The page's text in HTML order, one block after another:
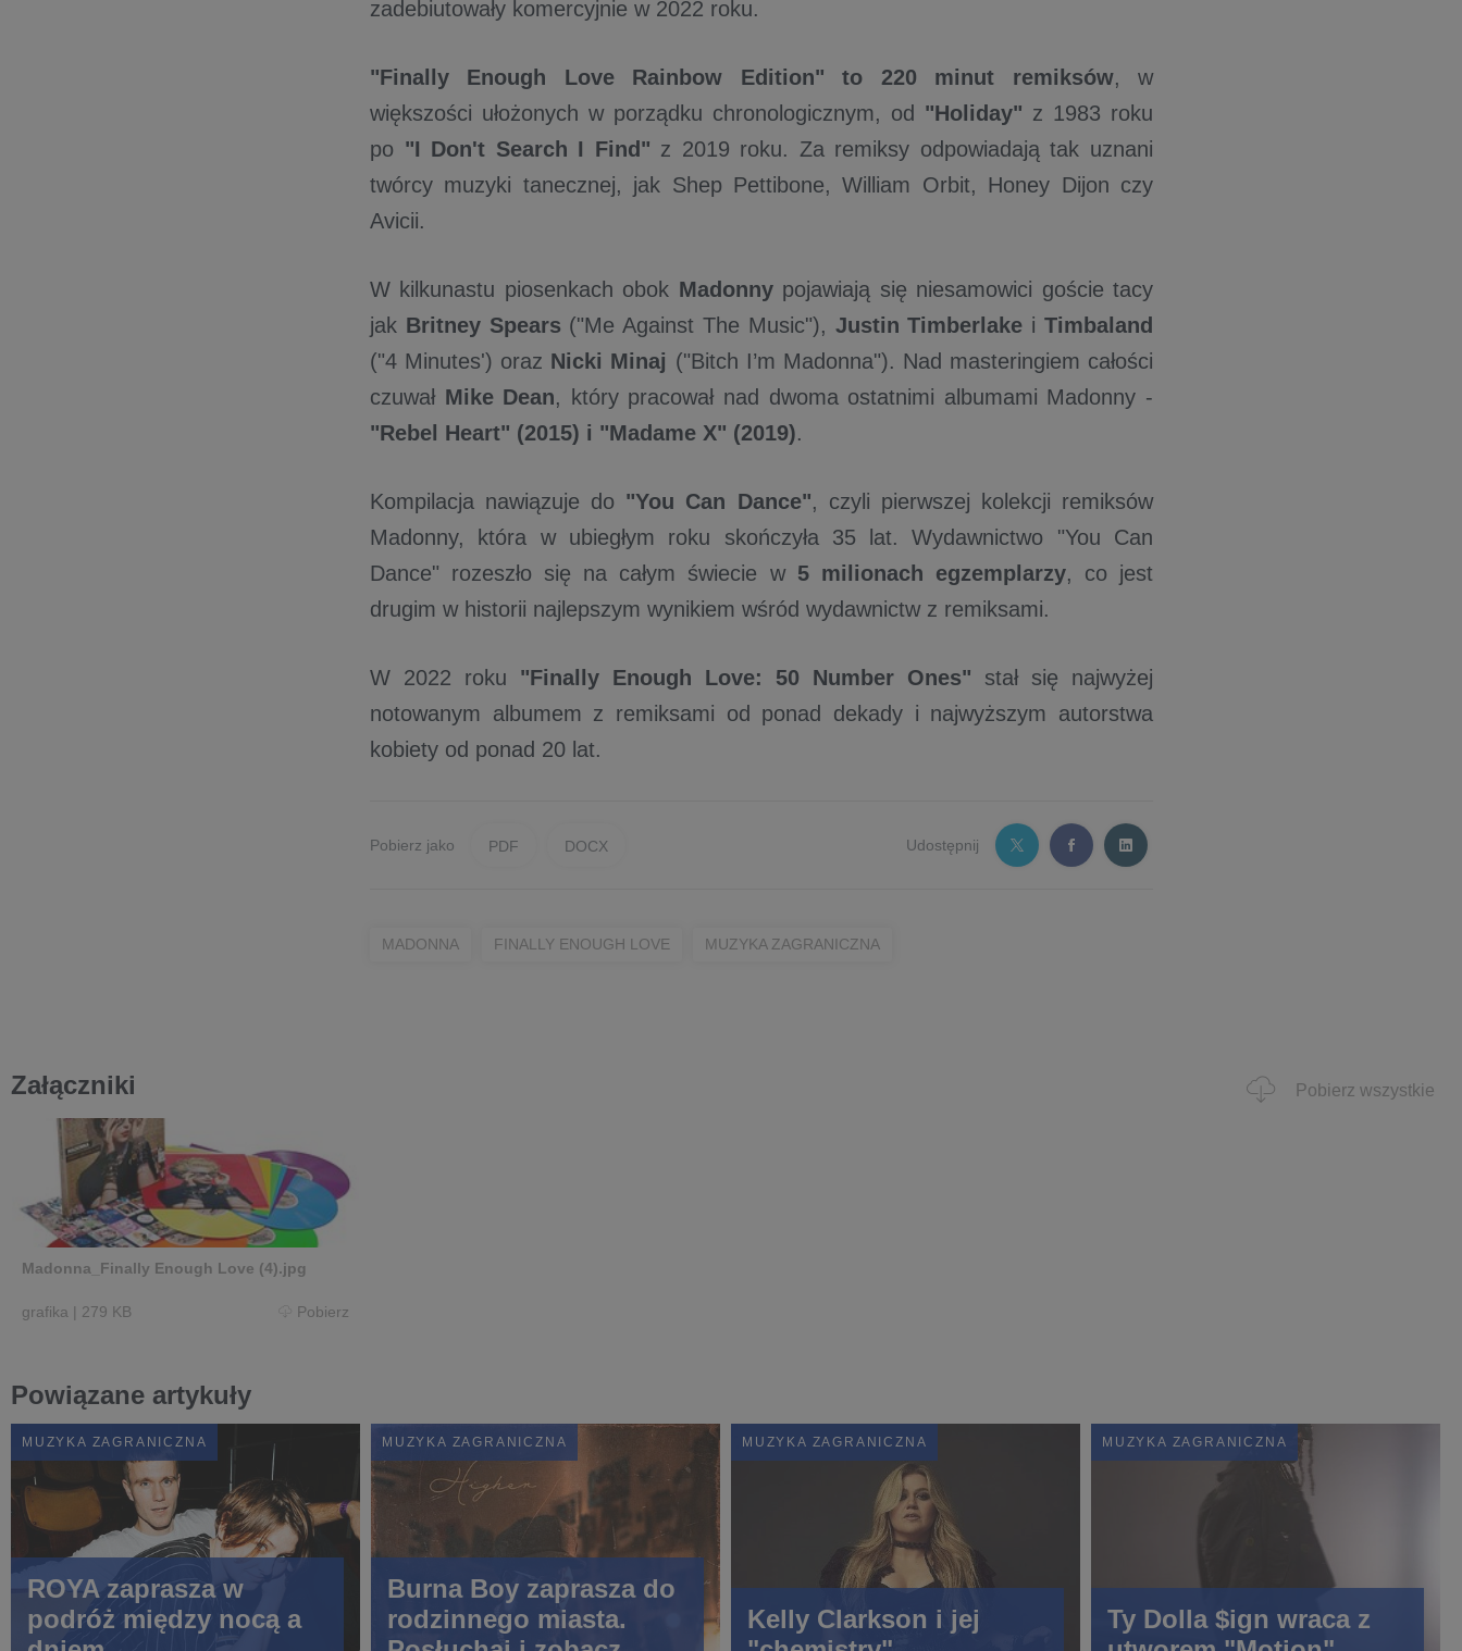
zadebiutowały komercyjnie w 2022 roku.
"Finally Enough Love Rainbow Edition" to 220 minut remiksów, w
większości ułożonych w porządku chronologicznym, od "Holiday" z 1983 roku
po "I Don't Search I Find" z 2019 roku. Za remiksy odpowiadają tak uznani
twórcy muzyki tanecznej, jak Shep Pettibone, William Orbit, Honey Dijon czy
Avicii.
W kilkunastu piosenkach obok Madonny pojawiają się niesamowici goście tacy
jak Britney Spears ("Me Against The Music"), Justin Timberlake iTimbaland
("4 Minutes') oraz Nicki Minaj ("Bitch I’m Madonna"). Nad masteringiem całości
czuwał Mike Dean, który pracował nad dwoma ostatnimi albumami Madonny -
"Rebel Heart" (2015) i "Madame X" (2019).
Kompilacja nawiązuje do "You Can Dance", czyli pierwszej kolekcji remiksów
Madonny, która w ubiegłym roku skończyła 35 lat. Wydawnictwo "You Can
Dance" rozeszło się na całym świecie w 5 milionach egzemplarzy, co jest
drugim w historii najlepszym wynikiem wśród wydawnictw z remiksami.
W 2022 roku "Finally Enough Love: 50 Number Ones" stał się najwyżej
notowanym albumem z remiksami od ponad dekady i najwyższym autorstwa
kobiety od ponad 20 lat.
Pobierz jako PDF DOCX Udostępnij
MADONNA FINALLY ENOUGH LOVE MUZYKA ZAGRANICZNA
Załączniki Pobierz wszystkie
Madonna_Finally Enough Love (4).jpg
grafika | 279 KB Pobierz
Powiązane artykuły
MUZYKA ZAGRANICZNA
ROYA zaprasza w
podróż między nocą a
MUZYKA ZAGRANICZNA
Burna Boy zaprasza do
rodzinnego miasta.
MUZYKA ZAGRANICZNA
Kelly Clarkson i jej
MUZYKA ZAGRANICZNA
Ty Dolla $ign wraca z